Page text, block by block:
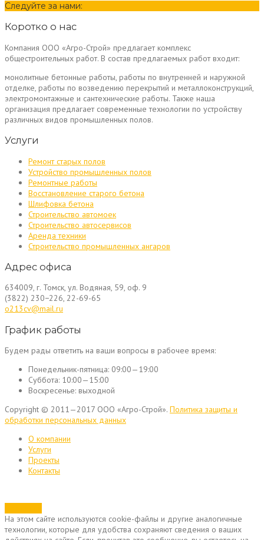
Следуйте за нами:
Коротко о нас
Компания ООО «Агро-Строй» предлагает комплекс
общестроительных работ. В состав предлагаемых работ входит:
монолитные бетонные работы, работы по внутренней и наружной
отделке, работы по возведению перекрытий и металлоконструкций,
электромонтажные и сантехнические работы. Также наша
организация предлагает современные технологии по устройству
различных видов промышленных полов.
Услуги
Ремонт старых полов
Устройство промышленных полов
Ремонтные работы
Восстановление старого бетона
Шлифовка бетона
Строительство автомоек
Строительство автосервисов
Аренда техники
Строительство промышленных ангаров
Адрес офиса
634009, г. Томск, ул. Водяная, 59, оф. 9
(3822) 230−226, 22-69-65
o213cv@mail.ru
График работы
Будем рады ответить на ваши вопросы в рабочее время:
Понедельник-пятница: 09:00—19:00
Суббота: 10:00—15:00
Воскресенье: выходной
Copyright © 2011—2017 ООО «Агро-Строй». Политика защиты и
обработки персональных данных
О компании
Услуги
Проекты
Контакты
На этом сайте используются cookie-файлы и другие аналогичные
технологии, которые для удобства сохраняют сведения о ваших